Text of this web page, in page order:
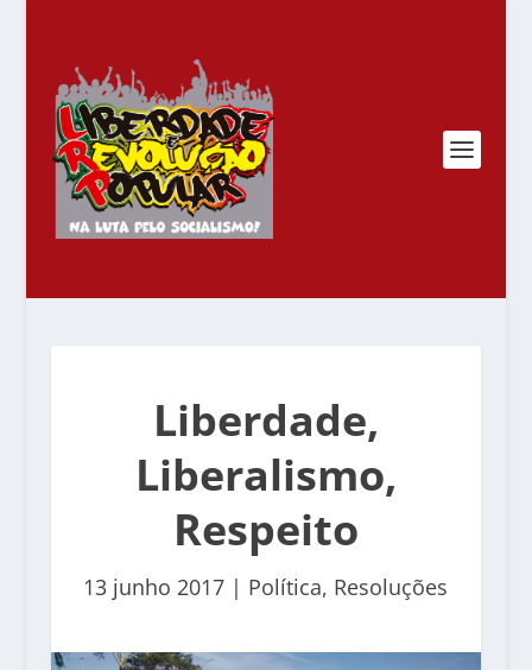
Liberdade,
Liberalismo,
Respeito
13 junho 2017 | Política, Resoluções